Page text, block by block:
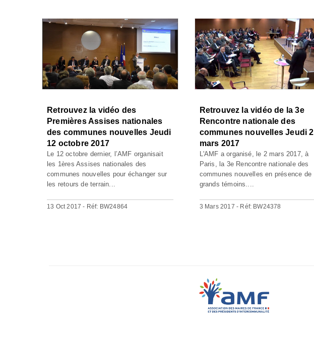
Retrouvez la vidéo des
Premières Assises nationales
des communes nouvelles Jeudi
12 octobre 2017
Le 12 octobre dernier, l’AMF organisait
les 1ères Assises nationales des
communes nouvelles pour échanger sur
les retours de terrain...
13 Oct 2017 - Réf: BW24864
Retrouvez la vidéo de la 3e
Rencontre nationale des
communes nouvelles Jeudi 2
mars 2017
L'AMF a organisé, le 2 mars 2017, à
Paris, la 3e Rencontre nationale des
communes nouvelles en présence de
grands témoins....
3 Mars 2017 - Réf: BW24378